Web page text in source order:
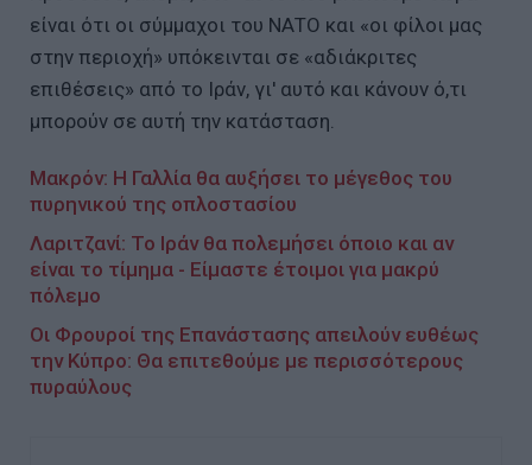
είναι ότι οι σύμμαχοι του ΝΑΤΟ και «οι φίλοι μας
στην περιοχή» υπόκεινται σε «αδιάκριτες
επιθέσεις» από το Ιράν, γι' αυτό και κάνουν ό,τι
μπορούν σε αυτή την κατάσταση.
Μακρόν: Η Γαλλία θα αυξήσει το μέγεθος του
πυρηνικού της οπλοστασίου
Λαριτζανί: Το Ιράν θα πολεμήσει όποιο και αν
είναι το τίμημα - Είμαστε έτοιμοι για μακρύ
πόλεμο
Οι Φρουροί της Επανάστασης απειλούν ευθέως
την Κύπρο: Θα επιτεθούμε με περισσότερους
πυραύλους